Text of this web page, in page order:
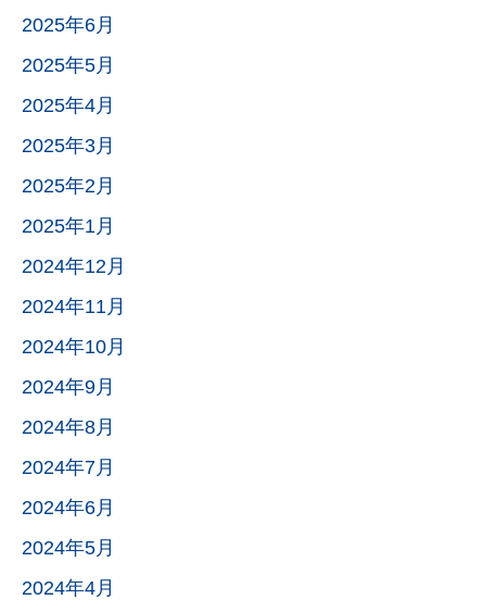
2025年6月
2025年5月
2025年4月
2025年3月
2025年2月
2025年1月
2024年12月
2024年11月
2024年10月
2024年9月
2024年8月
2024年7月
2024年6月
2024年5月
2024年4月